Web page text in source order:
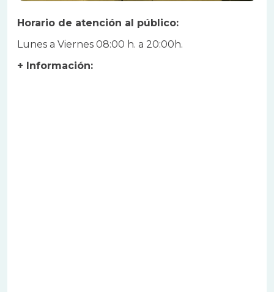
Horario de atención al público:
Lunes a Viernes 08:00 h. a 20:00h.
+ Información: